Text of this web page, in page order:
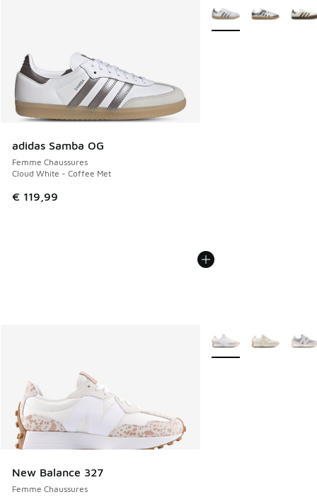
adidas Samba OG
Femme Chaussures
Cloud White - Coffee Met
€ 119,99
Plus de couleurs
New Balance 327
Femme Chaussures
Plus de couleurs